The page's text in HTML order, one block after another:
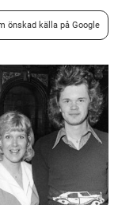
önskad källa på Google